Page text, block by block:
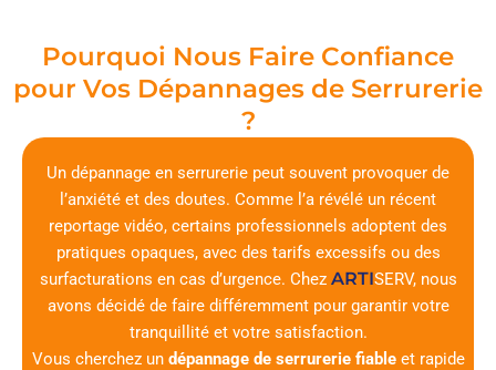
Pourquoi Nous Faire Confiance
pour Vos Dépannages de Serrurerie
?
Un dépannage en serrurerie peut souvent provoquer de
l’anxiété et des doutes. Comme l’a révélé un récent
reportage vidéo, certains professionnels adoptent des
pratiques opaques, avec des tarifs excessifs ou des
surfacturations en cas d’urgence. Chez ARTISERV, nous
avons décidé de faire différemment pour garantir votre
tranquillité et votre satisfaction.
Vous cherchez un dépannage de serrurerie fiableet rapide